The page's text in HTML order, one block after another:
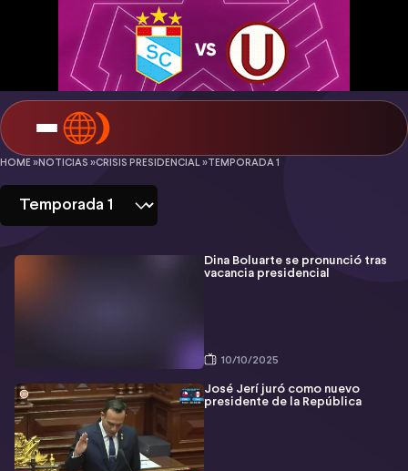
Crisis
presidencial
-
Temporada
HOME » NOTICIAS »CRISIS PRESIDENCIAL » TEMPORADA 1
Dina Boluarte se pronunció tras
vacancia presidencial
10/10/2025
José Jerí juró como nuevo
presidente de la República